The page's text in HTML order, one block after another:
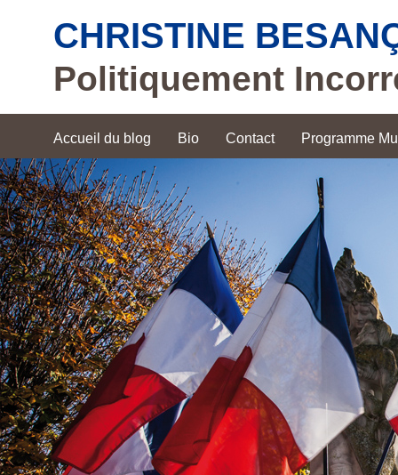
CHRISTINE
Politiquement
Accueil du blog Bio Contact Programme